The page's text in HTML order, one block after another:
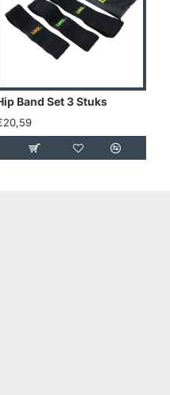
Band Set 3 Stuks